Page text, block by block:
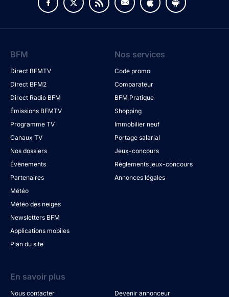
BFM
Direct BFMTV
Direct BFM2
Direct Radio BFM
Émissions BFMTV
Programme TV
Canaux TV
Nos dossiers
Évènements
Partenaires
Météo
Météo des neiges
Newsletters BFM
Applications mobiles
Plan du site
Nos services
Code promo
Comparateur
BFM Pratique
Shopping
Immobilier neuf
Portage salarial
Jeux-concours
Règlements jeux-concours
Annonces légales
En savoir plus
Nous contacter
Devenir annonceur